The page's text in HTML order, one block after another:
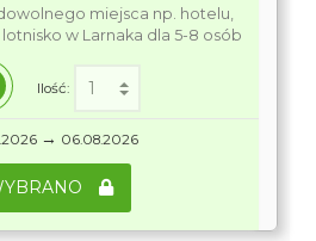
miejsca np. hotelu,
w Larnaka dla 5-8 osób
Ilość:
→ 06.08.2026